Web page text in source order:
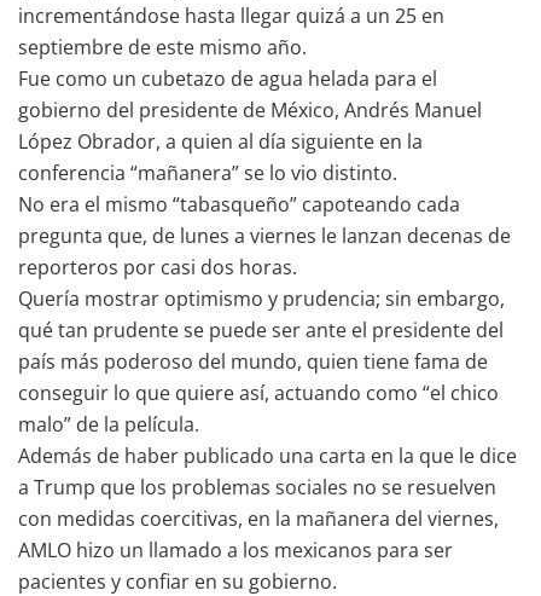
incrementándose hasta llegar quizá a un 25 en
septiembre de este mismo año.
Fue como un cubetazo de agua helada para el
gobierno del presidente de México, Andrés Manuel
López Obrador, a quien al día siguiente en la
conferencia “mañanera” se lo vio distinto.
No era el mismo “tabasqueño” capoteando cada
pregunta que, de lunes a viernes le lanzan decenas de
reporteros por casi dos horas.
Quería mostrar optimismo y prudencia; sin embargo,
qué tan prudente se puede ser ante el presidente del
país más poderoso del mundo, quien tiene fama de
conseguir lo que quiere así, actuando como “el chico
malo” de la película.
Además de haber publicado una carta en la que le dice
a Trump que los problemas sociales no se resuelven
con medidas coercitivas, en la mañanera del viernes,
AMLO hizo un llamado a los mexicanos para ser
pacientes y confiar en su gobierno.